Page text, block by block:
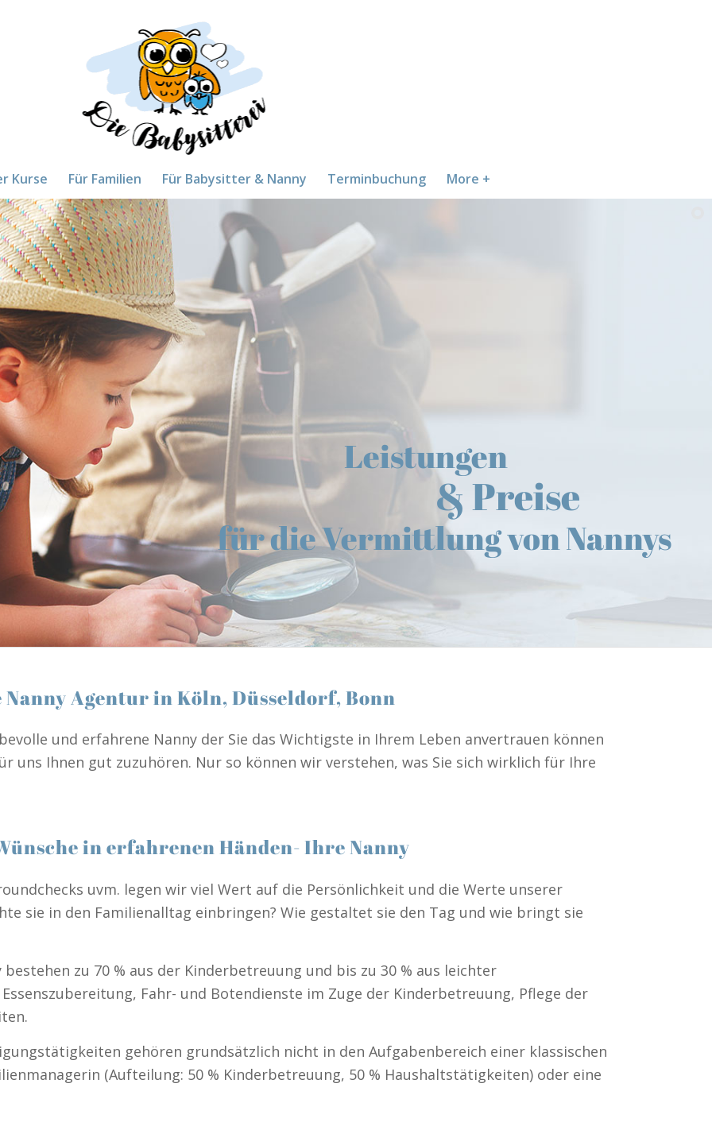
Kurse Für Familien Für Babysitter & Nanny Terminbuchung More +
Leistungen
& Preise
für die Vermittlung von Nannys
Agentur in Köln, Düsseldorf, Bonn
und erfahrene Nanny der Sie das Wichtigste in Ihrem Leben anvertrauen können
uns Ihnen gut zuzuhören. Nur so können wir verstehen, was Sie sich wirklich für Ihre
in erfahrenen Händen- Ihre Nanny
uvm. legen wir viel Wert auf die Persönlichkeit und die Werte unserer
sie in den Familienalltag einbringen? Wie gestaltet sie den Tag und wie bringt sie
zu 70 % aus der Kinderbetreuung und bis zu 30 % aus leichter
Fahr- und Botendienste im Zuge der Kinderbetreuung, Pflege der
gehören grundsätzlich nicht in den Aufgabenbereich einer klassischen
(Aufteilung: 50 % Kinderbetreuung, 50 % Haushaltstätigkeiten) oder eine